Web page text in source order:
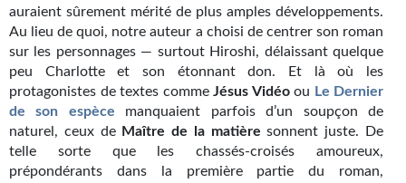
Revue de presse
Récompenses
Newsletter
Le Bélial' sur Youtube
LE BLOG BIFROST
auraient sûrement mérité de plus amples développements.
Au lieu de quoi, notre auteur a choisi de centrer son roman
sur les personnages — surtout Hiroshi, délaissant quelque
peu Charlotte et son étonnant don. Et là où les
protagonistes de textes comme Jésus Vidéoou Le Dernier
de son espèce manquaient parfois d’un soupçon de
naturel, ceux de Maître de la matière sonnent juste. De
telle sorte que les chassés-croisés amoureux,
prépondérants dans la première partie du roman,